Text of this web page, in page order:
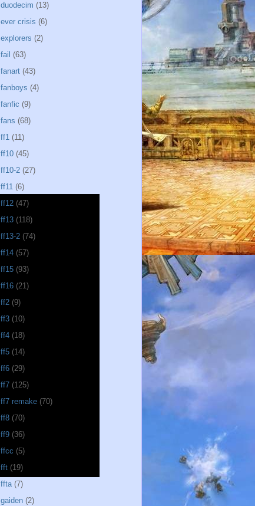
duodecim (13)
ever crisis (6)
explorers (2)
fail (63)
fanart (43)
fanboys (4)
fanfic (9)
fans (68)
ff1 (11)
ff10 (45)
ff10-2 (27)
ff11 (6)
ff12 (47)
ff13 (118)
ff13-2 (74)
ff14 (57)
ff15 (93)
ff16 (21)
ff2 (9)
ff3 (10)
ff4 (18)
ff5 (14)
ff6 (29)
ff7 (125)
ff7 remake (70)
ff8 (70)
ff9 (36)
ffcc (5)
fft (19)
ffta (7)
gaiden (2)